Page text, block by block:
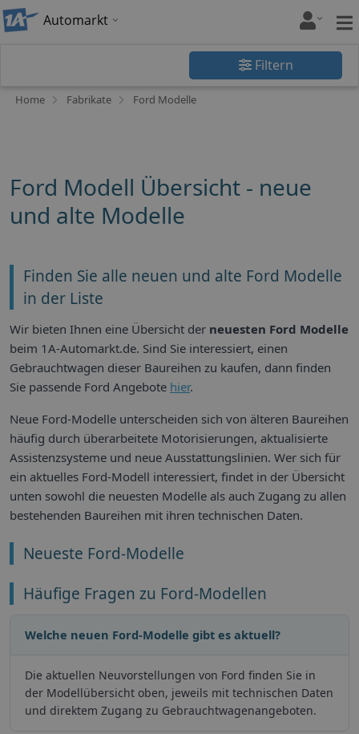
Automarkt
Filtern
Home Fabrikate Ford Modelle
Ford Modell Übersicht - neue
und alte Modelle
Finden Sie alle neuen und alte Ford Modelle
in der Liste
Wir bieten Ihnen eine Übersicht der neuesten Ford Modelle
beim 1A-Automarkt.de. Sind Sie interessiert, einen
Gebrauchtwagen dieser Baureihen zu kaufen, dann finden
Sie passende Ford Angebote hier.
Neue Ford-Modelle unterscheiden sich von älteren Baureihen
häufig durch überarbeitete Motorisierungen, aktualisierte
Assistenzsysteme und neue Ausstattungslinien. Wer sich für
ein aktuelles Ford-Modell interessiert, findet in der Übersicht
unten sowohl die neuesten Modelle als auch Zugang zu allen
bestehenden Baureihen mit ihren technischen Daten.
Neueste Ford-Modelle
Häufige Fragen zu Ford-Modellen
Welche neuen Ford-Modelle gibt es aktuell?
Die aktuellen Neuvorstellungen von Ford finden Sie in
der Modellübersicht oben, jeweils mit technischen Daten
und direktem Zugang zu Gebrauchtwagenangeboten.